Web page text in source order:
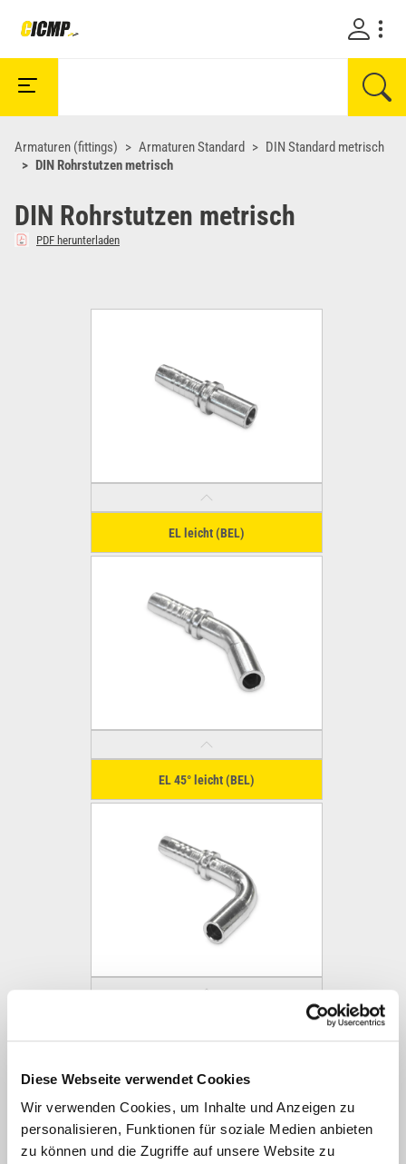
Diese Webseite verwendet Cookies
Wir verwenden Cookies, um Inhalte und Anzeigen zu
personalisieren, Funktionen für soziale Medien anbieten
zu können und die Zugriffe auf unsere Website zu
Armaturen (fittings) Armaturen Standard
DIN Standard metrisch
DIN Rohrstutzen metrisch
DIN Rohrstutzen metrisch
PDF herunterladen
EL leicht (BEL)
EL 45° leicht (BEL)